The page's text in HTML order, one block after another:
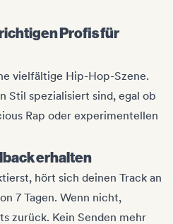
Profis für
vielfältige Hip-Hop-Szene.
Stil spezialisiert sind, egal ob
Rap oder experimentellen
erhalten
hört sich deinen Track an
7 Tagen. Wenn nicht,
zurück. Kein Senden mehr